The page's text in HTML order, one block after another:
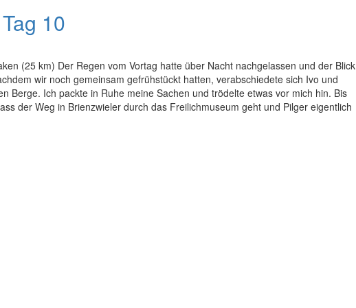
10
(25 km) Der Regen vom Vortag hatte über Nacht nachgelassen und der Blick
wir noch gemeinsam gefrühstückt hatten, verabschiedete sich Ivo und
Berge. Ich packte in Ruhe meine Sachen und trödelte etwas vor mich hin. Bis
der Weg in Brienzwieler durch das Freilichmuseum geht und Pilger eigentlich